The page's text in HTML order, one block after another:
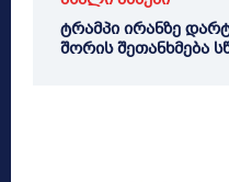
ტრამპი ირანზე
შორის შეთანხმება